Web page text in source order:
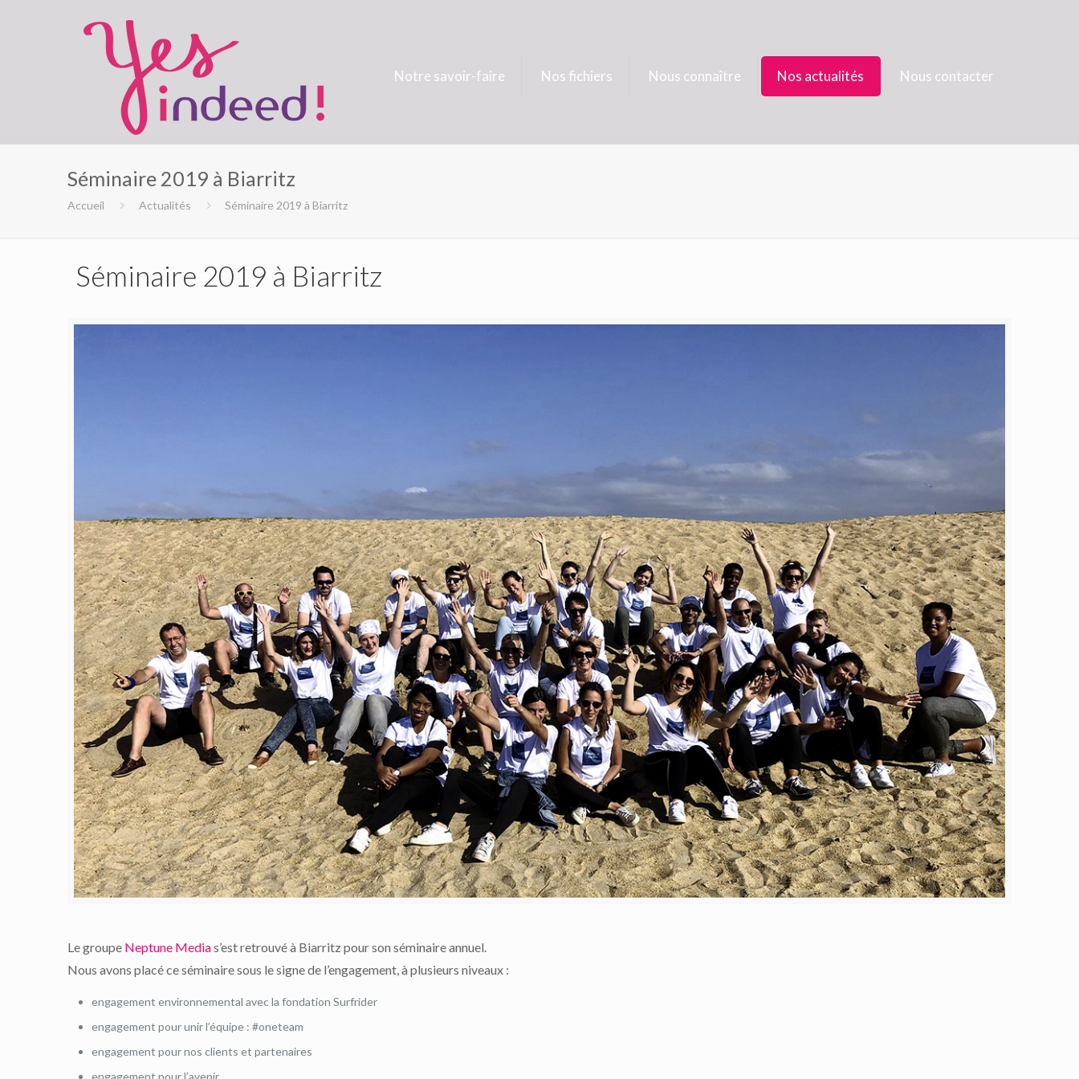
Notre savoir-faire Nos fichiers Nous connaître Nos actualités Nous contacter
Séminaire 2019 à Biarritz
Accueil Actualités Séminaire 2019 à Biarritz
Séminaire 2019 à Biarritz
Le groupe Neptune Medias’est retrouvé à Biarritz pour son séminaire annuel.
Nous avons placé ce séminaire sous le signe de l’engagement, à plusieurs niveaux :
engagement environnemental avec la fondation Surfrider
engagement pour unir l’équipe : #oneteam
engagement pour nos clients et partenaires
engagement pour l’avenir